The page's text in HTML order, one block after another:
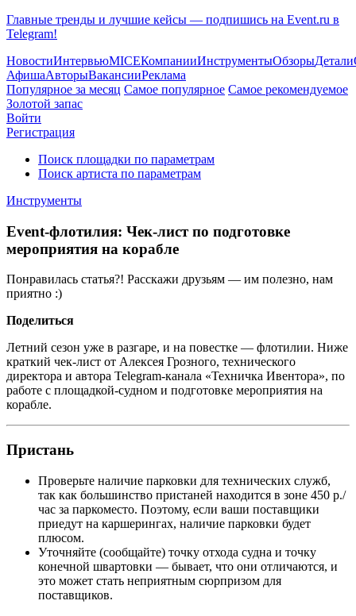
Главные тренды и лучшие кейсы — подпишись на Event.ru в
Telegram!
НовостиИнтервьюMICEКомпанииИнструментыОбзорыДетали
АфишаАвторыВакансииРеклама
Популярное за месяц Самое популярное Самое рекомендуемое
Золотой запас
Войти
Регистрация
Поиск площадки по параметрам
Поиск артиста по параметрам
Инструменты
Event-флотилия: Чек-лист по подготовке
мероприятия на корабле
Понравилась статья?! Расскажи друзьям — им полезно, нам
приятно :)
Поделиться
Летний сезон уже в разгаре, и на повестке — флотилии. Ниже
краткий чек-лист от Алексея Грозного, технического
директора и автора Telegram-канала «Техничка Ивентора», по
работе с площадкой-судном и подготовке мероприятия на
корабле.
Пристань
Проверьте наличие парковки для технических служб,
так как большинство пристаней находится в зоне 450 р./
час за паркоместо. Поэтому, если ваши поставщики
приедут на каршерингах, наличие парковки будет
плюсом.
Уточняйте (сообщайте) точку отхода судна и точку
конечной швартовки — бывает, что они отличаются, и
это может стать неприятным сюрпризом для
поставщиков.